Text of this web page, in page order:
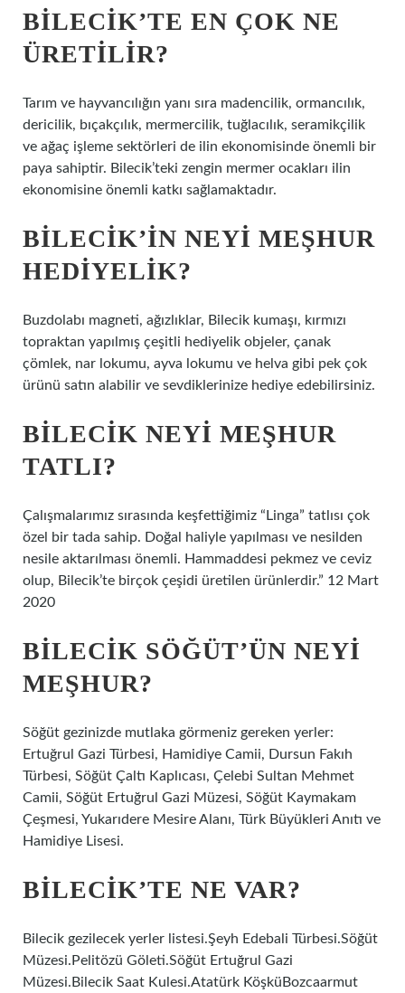
BILECIK’TE EN ÇOK NE
ÜRETILIR?
Tarım ve hayvancılığın yanı sıra madencilik, ormancılık,
dericilik, bıçakçılık, mermercilik, tuğlacılık, seramikçilik
ve ağaç işleme sektörleri de ilin ekonomisinde önemli bir
paya sahiptir. Bilecik’teki zengin mermer ocakları ilin
ekonomisine önemli katkı sağlamaktadır.
BILECIK’IN NEYI MEŞHUR
HEDIYELIK?
Buzdolabı magneti, ağızlıklar, Bilecik kumaşı, kırmızı
topraktan yapılmış çeşitli hediyelik objeler, çanak
çömlek, nar lokumu, ayva lokumu ve helva gibi pek çok
ürünü satın alabilir ve sevdiklerinize hediye edebilirsiniz.
BILECIK NEYI MEŞHUR
TATLI?
Çalışmalarımız sırasında keşfettiğimiz “Linga” tatlısı çok
özel bir tada sahip. Doğal haliyle yapılması ve nesilden
nesile aktarılması önemli. Hammaddesi pekmez ve ceviz
olup, Bilecik’te birçok çeşidi üretilen ürünlerdir.” 12 Mart
2020
BILECIK SÖĞÜT’ÜN NEYI
MEŞHUR?
Söğüt gezinizde mutlaka görmeniz gereken yerler:
Ertuğrul Gazi Türbesi, Hamidiye Camii, Dursun Fakıh
Türbesi, Söğüt Çaltı Kaplıcası, Çelebi Sultan Mehmet
Camii, Söğüt Ertuğrul Gazi Müzesi, Söğüt Kaymakam
Çeşmesi, Yukarıdere Mesire Alanı, Türk Büyükleri Anıtı ve
Hamidiye Lisesi.
BILECIK’TE NE VAR?
Bilecik gezilecek yerler listesi.Şeyh Edebali Türbesi.Söğüt
Müzesi.Pelitözü Göleti.Söğüt Ertuğrul Gazi
Müzesi.Bilecik Saat Kulesi.Atatürk KöşküBozcaarmut